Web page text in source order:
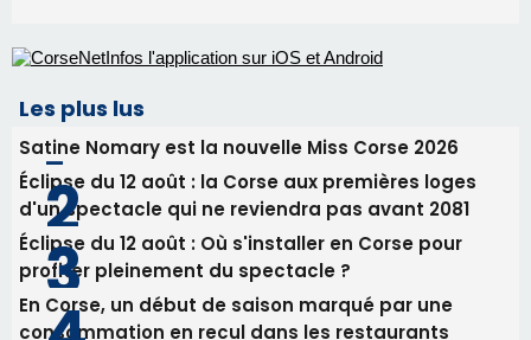
Les plus lus
Satine Nomary est la nouvelle Miss Corse 2026
Éclipse du 12 août : la Corse aux premières loges
d'un spectacle qui ne reviendra pas avant 2081
Éclipse du 12 août : Où s'installer en Corse pour
profiter pleinement du spectacle ?
En Corse, un début de saison marqué par une
consommation en recul dans les restaurants